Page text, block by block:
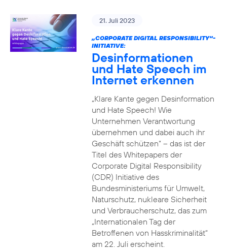
21. Juli 2023
„CORPORATE DIGITAL RESPONSIBILITY“-
INITIATIVE:
Desinformationen
und Hate Speech im
Internet erkennen
„Klare Kante gegen Desinformation
und Hate Speech! Wie
Unternehmen Verantwortung
übernehmen und dabei auch ihr
Geschäft schützen“ – das ist der
Titel des Whitepapers der
Corporate Digital Responsibility
(CDR) Initiative des
Bundesministeriums für Umwelt,
Naturschutz, nukleare Sicherheit
und Verbraucherschutz, das zum
„Internationalen Tag der
Betroffenen von Hasskriminalität“
am 22. Juli erscheint.